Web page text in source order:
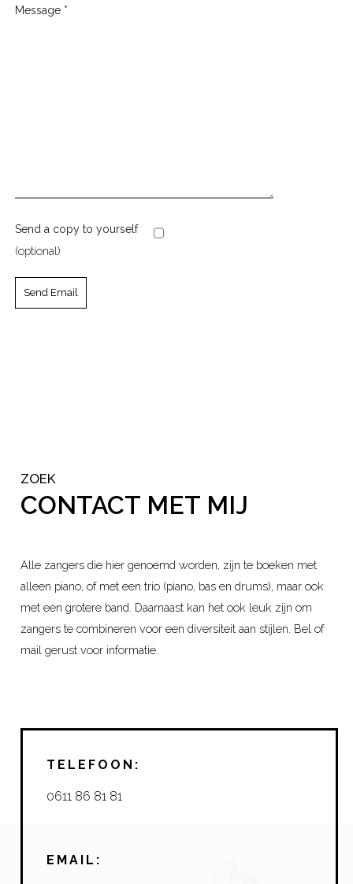
Message*
Send a copy to yourself
(optional)
Send Email
ZOEK
CONTACT MET MIJ
Alle zangers die hier genoemd worden, zijn te boeken met
alleen piano, of met een trio (piano, bas en drums), maar ook
met een grotere band. Daarnaast kan het ook leuk zijn om
zangers te combineren voor een diversiteit aan stijlen. Bel of
mail gerust voor informatie.
TELEFOON:
0611 86 81 81
EMAIL: